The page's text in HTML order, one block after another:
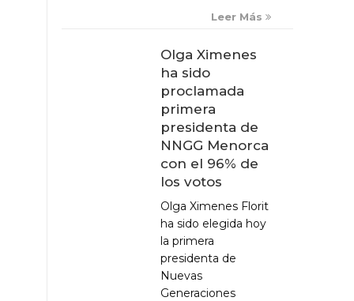
Leer Más
Olga Ximenes
ha sido
proclamada
primera
presidenta de
NNGG Menorca
con el 96% de
los votos
Olga Ximenes Florit
ha sido elegida hoy
la primera
presidenta de
Nuevas
Generaciones